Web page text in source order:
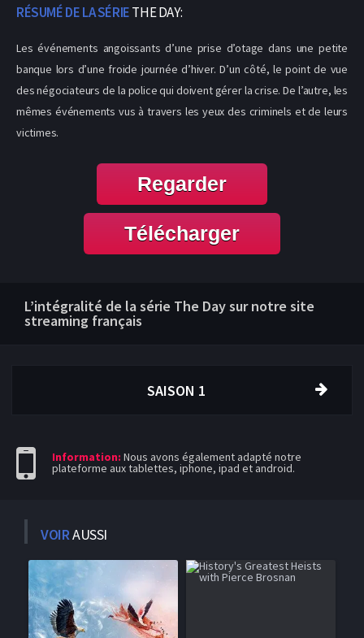
RÉSUMÉ DE LA SÉRIETHE DAY:
Les événements angoissants d’une prise d’otage dans une petite
banque lors d’une froide journée d’hiver. D’un côté, le point de vue
des négociateurs de la police qui doivent gérer la crise. De l’autre, les
mêmes événements vus à travers les yeux des criminels et de leurs
victimes.
Regarder
Télécharger
L’intégralité de la série The Day sur notre site
streaming français
SAISON 1
Information: Nous avons également adapté notre
plateforme aux tablettes, iphone, ipad et android.
VOIRAUSSI